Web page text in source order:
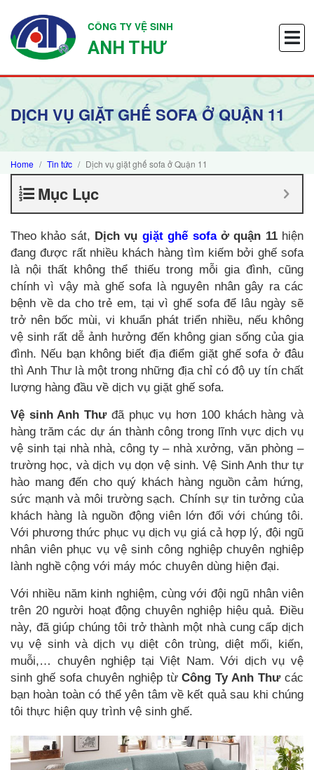
CÔNG TY VỆ SINH
ANH THƯ
DỊCH VỤ GIẶT GHẾ SOFA Ở QUẬN 11
Home Tin tức Dịch vụ giặt ghế sofa ở Quận 11
Mục Lục
Theo khảo sát, Dịch vụ giặt ghế sofaở quận 11hiện
đang được rất nhiều khách hàng tìm kiếm bởi ghế sofa
là nội thất không thể thiếu trong mỗi gia đình, cũng
chính vì vậy mà ghế sofa là nguyên nhân gây ra các
bệnh về da cho trẻ em, tại vì ghế sofa để lâu ngày sẽ
trở nên bốc mùi, vi khuẩn phát triển nhiều, nếu không
vệ sinh rất dễ ảnh hưởng đến không gian sống của gia
đình. Nếu bạn không biết địa điểm giặt ghế sofa ở đâu
thì Anh Thư là một trong những địa chỉ có độ uy tín chất
lượng hàng đầu về dịch vụ giặt ghế sofa.
Vệ sinh Anh Thưđã phục vụ hơn 100 khách hàng và
hàng trăm các dự án thành công trong lĩnh vực dịch vụ
vệ sinh tại nhà nhà, công ty – nhà xưởng, văn phòng –
trường học, và dịch vụ dọn vệ sinh. Vệ Sinh Anh thư tự
hào mang đến cho quý khách hàng nguồn cảm hứng,
sức mạnh và môi trường sạch. Chính sự tin tưởng của
khách hàng là nguồn động viên lớn đối với chúng tôi.
Với phương thức phục vụ dịch vụ giá cả hợp lý, đội ngũ
nhân viên phục vụ vệ sinh công nghiệp chuyên nghiệp
lành nghề cộng với máy móc chuyên dùng hiện đại.
Với nhiều năm kinh nghiệm, cùng với đội ngũ nhân viên
trên 20 người hoạt động chuyên nghiệp hiệu quả. Điều
này, đã giúp chúng tôi trở thành một nhà cung cấp dịch
vụ vệ sinh và dịch vụ diệt côn trùng, diệt mối, kiến,
muỗi,… chuyên nghiệp tại Việt Nam. Với dịch vụ vệ
sinh ghế sofa chuyên nghiệp từCông Ty Anh Thưcác
bạn hoàn toàn có thể yên tâm về kết quả sau khi chúng
tôi thực hiện quy trình vệ sinh ghế.